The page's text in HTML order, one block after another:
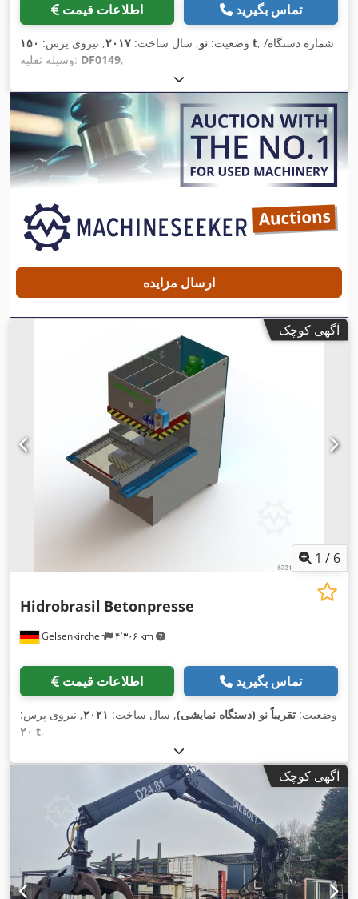
اطلاعات قیمت تماس بگیرید
وضعیت: نو, سال ساخت: ۲۰۱۷, نیروی پرس: ۱۵۰ t, شماره دستگاه/
وسیله نقلیه: DF0149,
ارسال مزایده
آگهی کوچک
1 / 6
Gelsenkirchen ۴٬۳۰۶ km
Hidrobrasil Betonpresse
اطلاعات قیمت تماس بگیرید
وضعیت: تقریباً نو (دستگاه نمایشی), سال ساخت: ۲۰۲۱, نیروی پرس:
۲۰ t,
آگهی کوچک